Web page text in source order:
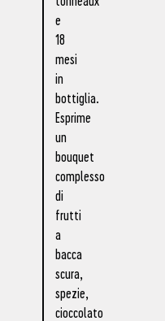
e
18
mesi
in
bottiglia.
Esprime
un
bouquet
complesso
di
frutti
a
bacca
scura,
spezie,
cioccolato